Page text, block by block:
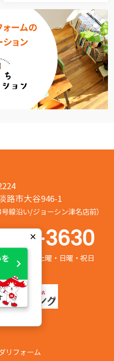
路市大谷946-1
号線沿い/ジョーシン津名店前）
3630
:第2/第4土曜・日曜・祝日
リフォーム
×